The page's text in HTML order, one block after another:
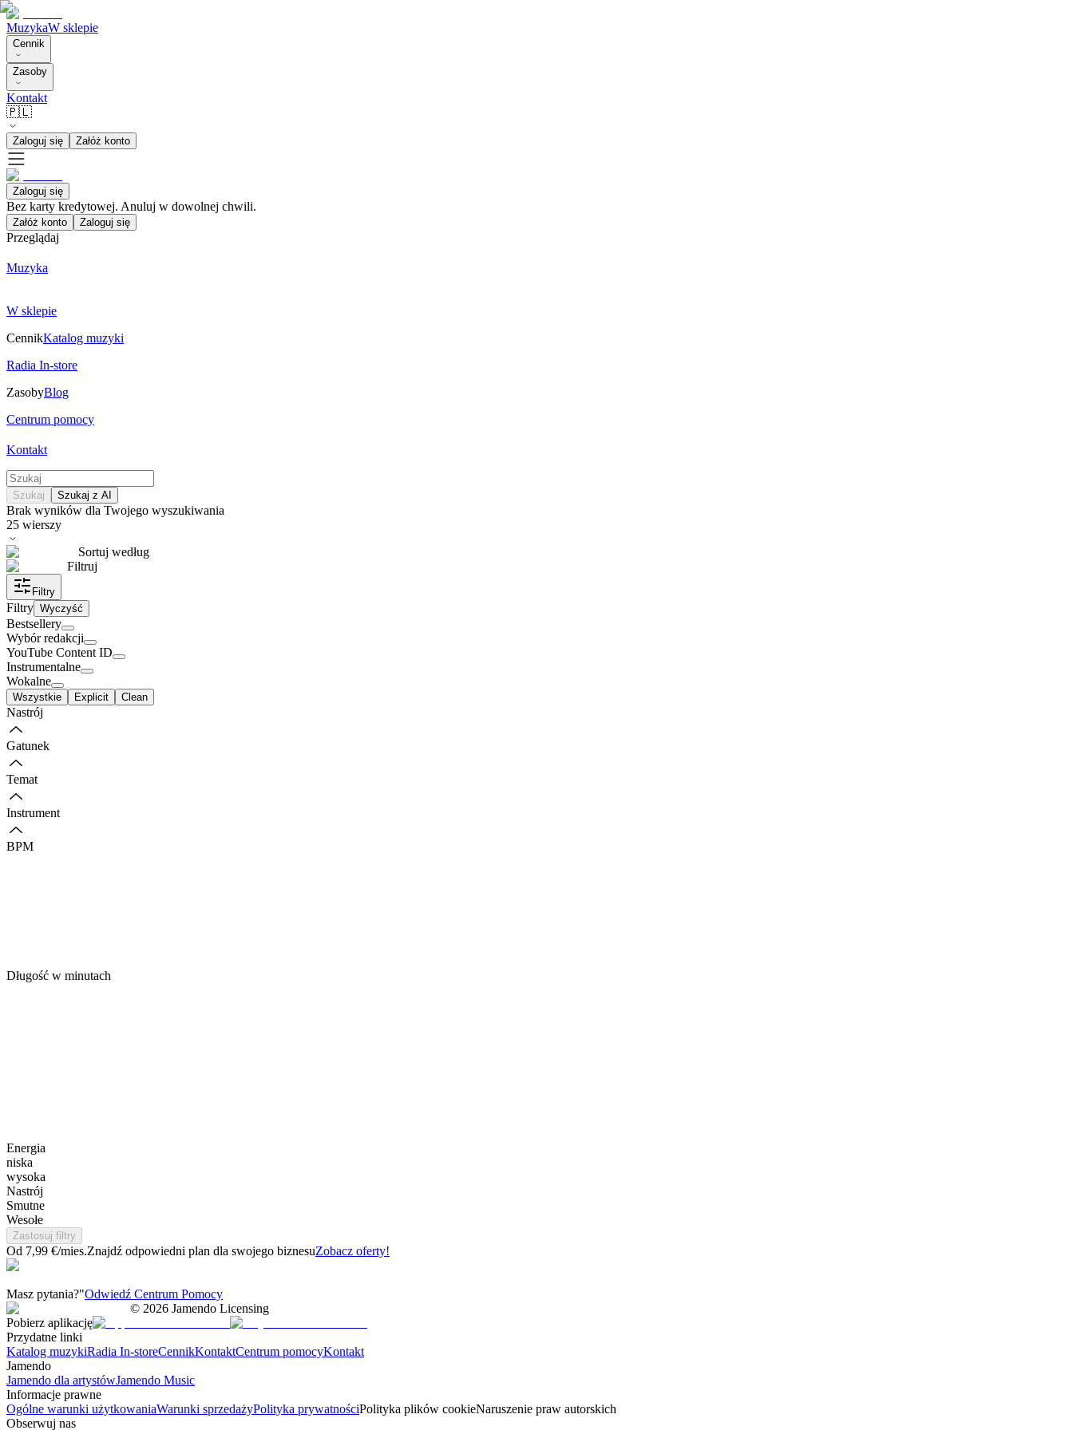
MuzykaW sklepie
Cennik
Zasoby
Kontakt
🇵🇱
Zaloguj się Załóż konto
Zaloguj się
Bez karty kredytowej. Anuluj w dowolnej chwili.
Załóż konto Zaloguj się
Przeglądaj
Muzyka
W sklepie
CennikKatalog muzyki
Radia In-store
ZasobyBlog
Centrum pomocy
Kontakt
Szukaj Szukaj z AI
Brak wyników dla Twojego wyszukiwania
25 wierszy
Sortuj według
Filtruj
Filtry
Filtry Wyczyść
Bestsellery
Wybór redakcji
YouTube Content ID
Instrumentalne
Wokalne
Wszystkie Explicit Clean
Nastrój
Gatunek
Temat
Instrument
BPM
Długość w minutach
Energia
niska
wysoka
Nastrój
Smutne
Wesołe
Zastosuj filtry
Od 7,99 €/mies.Znajdź odpowiedni plan dla swojego biznesuZobacz oferty!
Masz pytania?"Odwiedź Centrum Pomocy
© 2026 Jamendo Licensing
Pobierz aplikację
Przydatne linki
Katalog muzykiRadia In-storeCennikKontaktCentrum pomocyKontakt
Jamendo
Jamendo dla artystówJamendo Music
Informacje prawne
Ogólne warunki użytkowaniaWarunki sprzedażyPolityka prywatnościPolityka plików cookieNaruszenie praw autorskich
Obserwuj nas